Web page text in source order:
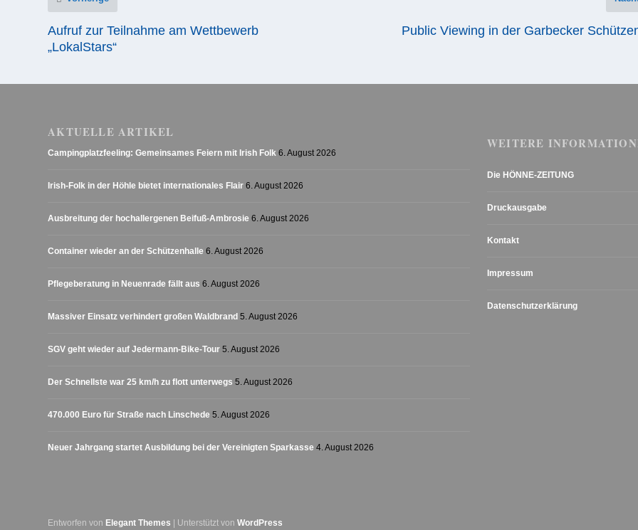
Aufruf zur Teilnahme am Wettbewerb
„LokalStars“
Public Viewing in der Garbecker
AKTUELLE ARTIKEL
Campingplatzfeeling: Gemeinsames Feiern mit Irish Folk 6. August 2026
Irish-Folk in der Höhle bietet internationales Flair 6. August 2026
Ausbreitung der hochallergenen Beifuß-Ambrosie 6. August 2026
Container wieder an der Schützenhalle 6. August 2026
Pflegeberatung in Neuenrade fällt aus 6. August 2026
Massiver Einsatz verhindert großen Waldbrand 5. August 2026
SGV geht wieder auf Jedermann-Bike-Tour 5. August 2026
Der Schnellste war 25 km/h zu flott unterwegs 5. August 2026
470.000 Euro für Straße nach Linschede 5. August 2026
Neuer Jahrgang startet Ausbildung bei der Vereinigten Sparkasse 4. August 2026
WEITERE
Die HÖNNE-ZEITUNG
Druckausgabe
Kontakt
Impressum
Datenschutzerklärung
Entworfen von Elegant Themes | Unterstützt vonWordPress